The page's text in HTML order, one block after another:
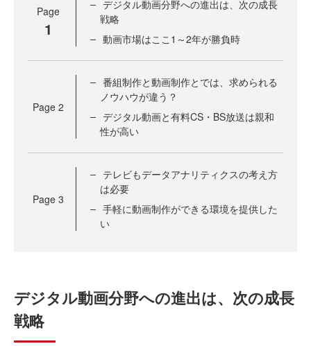
Page
1
デジタル動画分野への進出は、次の成長
戦略
動画市場はここ1～2年が勝負時
Page 2
番組制作と動画制作とでは、求められる
ノウハウが違う？
デジタル動画と有料CS・BS放送は親和
性が高い
Page 3
テレビもデータアナリティクスの考え方
は必要
手軽に動画制作ができる環境を提供した
い
デジタル動画分野への進出は、次の成長
戦略